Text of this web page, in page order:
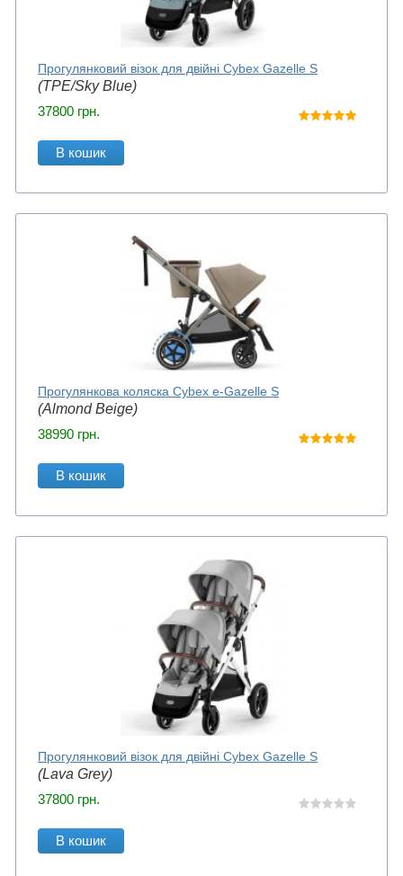
Прогулянковий візок для двійні Cybex Gazelle S
(TPE/Sky Blue)
37800 грн.
В кошик
Прогулянкова коляска Cybex e-Gazelle S
(Almond Beige)
38990 грн.
В кошик
Прогулянковий візок для двійні Cybex Gazelle S
(Lava Grey)
37800 грн.
В кошик